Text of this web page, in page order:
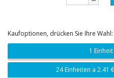
Kaufoptionen, drücken Sie Ihre Wahl:
1
24 Einheiten a 2.41